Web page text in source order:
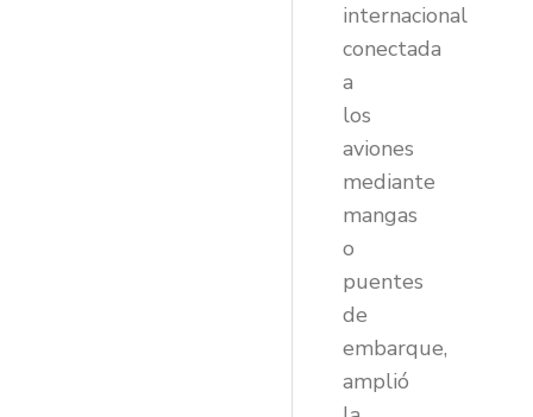
internacional
conectada
a
los
aviones
mediante
mangas
o
puentes
de
embarque,
amplió